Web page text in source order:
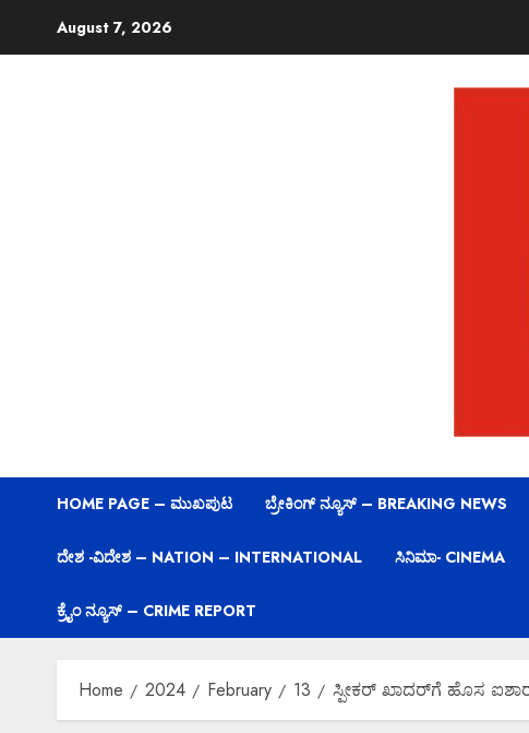
August 7, 2026
HOME PAGE – ಮುಖಪುಟ ಬ್ರೇಕಿಂಗ್ ನ್ಯೂಸ್ – BREAKING NEWS
ದೇಶ -ವಿದೇಶ – NATION – INTERNATIONAL ಸಿನಿಮಾ- CINEMA
ಕ್ರೈಂ ನ್ಯೂಸ್ – CRIME REPORT
Home 2024 February 13 ಸ್ಪೀಕರ್‌ ಖಾದರ್‌ಗೆ ಹೊಸ